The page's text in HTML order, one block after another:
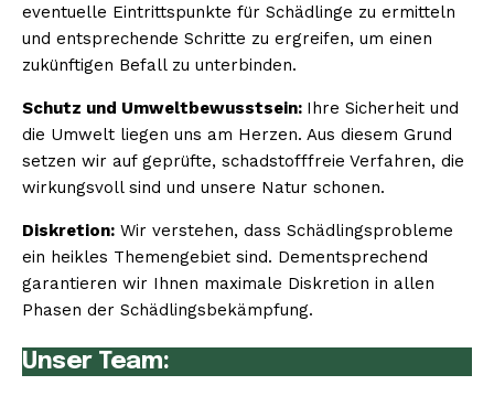
eventuelle Eintrittspunkte für Schädlinge zu ermitteln
und entsprechende Schritte zu ergreifen, um einen
zukünftigen Befall zu unterbinden.
Schutz und Umweltbewusstsein: Ihre Sicherheit und
die Umwelt liegen uns am Herzen. Aus diesem Grund
setzen wir auf geprüfte, schadstofffreie Verfahren, die
wirkungsvoll sind und unsere Natur schonen.
Diskretion: Wir verstehen, dass Schädlingsprobleme
ein heikles Themengebiet sind. Dementsprechend
garantieren wir Ihnen maximale Diskretion in allen
Phasen der Schädlingsbekämpfung.
Unser Team: